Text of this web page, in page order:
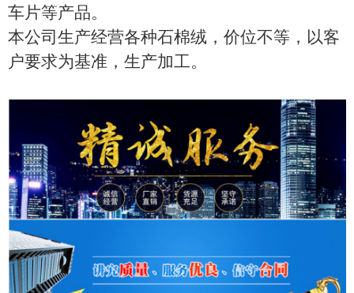
车片等产品。
本公司生产经营各种石棉绒，价位不等，以客
户要求为基准，生产加工。